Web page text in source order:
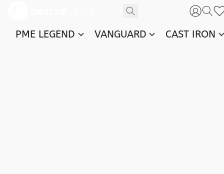
PME LEGEND VANGUARD CAST IRON